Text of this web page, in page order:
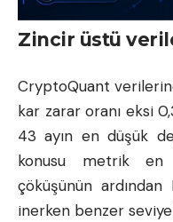
Zincir üstü
CryptoQuant
kar zarar oranı eksi
43 ayın en düşük
konusu metrik en
çöküşünün
inerken benzer